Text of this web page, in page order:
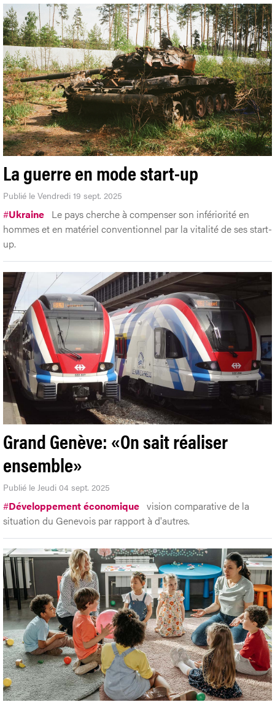
La guerre en mode start-up
Publié le Vendredi 19 sept. 2025
#Ukraine Le pays cherche à compenser son infériorité en
hommes et en matériel conventionnel par la vitalité de ses start-
up.
Grand Genève: «On sait réaliser
ensemble»
Publié le Jeudi 04 sept. 2025
#Développement économique vision comparative de la
situation du Genevois par rapport à d'autres.